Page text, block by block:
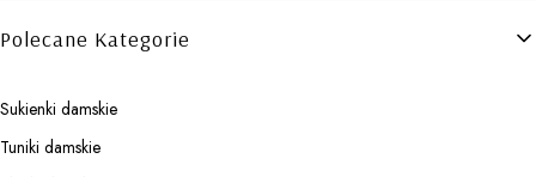
Polecane Kategorie
Sukienki damskie
Tuniki damskie